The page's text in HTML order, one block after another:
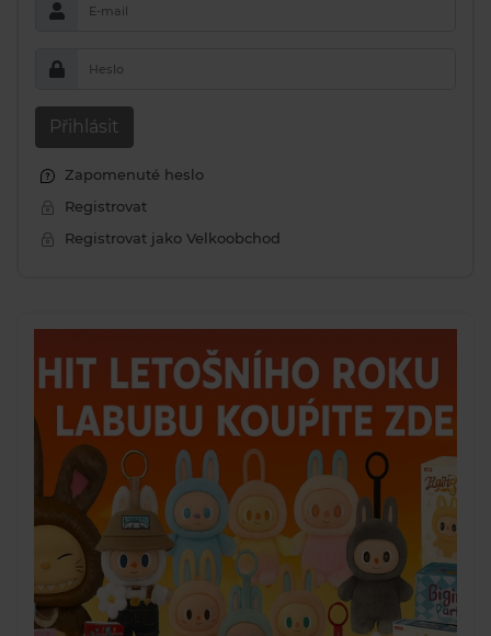
E-mail
Heslo
Přihlásit
Zapomenuté heslo
Registrovat
Registrovat jako Velkoobchod